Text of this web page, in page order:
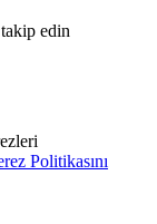
edin
Politikasını